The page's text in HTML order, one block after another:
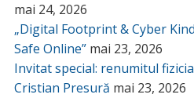
mai 24, 2026
„Digital Footprint & Cyber
Safe Online” mai 23, 2026
Invitat special: renumitul
Cristian Presură mai 23, 2026